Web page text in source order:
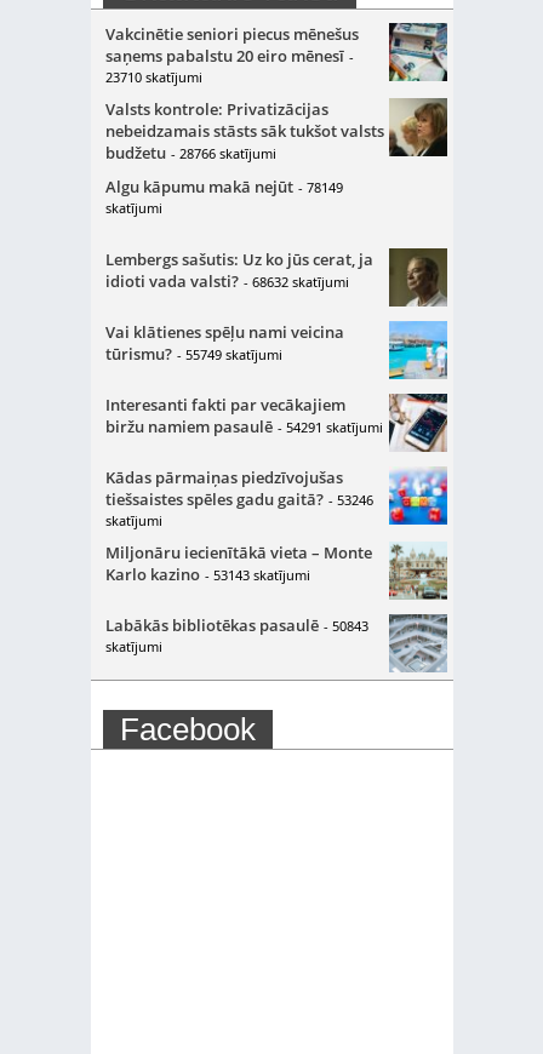
Vakcinētie seniori piecus mēnešus
saņems pabalstu 20 eiro mēnesī -
23710 skatījumi
Valsts kontrole: Privatizācijas
nebeidzamais stāsts sāk tukšot valsts
budžetu - 28766 skatījumi
Algu kāpumu makā nejūt - 78149
skatījumi
Lembergs sašutis: Uz ko jūs cerat, ja
idioti vada valsti? - 68632 skatījumi
Vai klātienes spēļu nami veicina
tūrismu? - 55749 skatījumi
Interesanti fakti par vecākajiem
biržu namiem pasaulē - 54291 skatījumi
Kādas pārmaiņas piedzīvojušas
tiešsaistes spēles gadu gaitā? - 53246
skatījumi
Miljonāru iecienītākā vieta – Monte
Karlo kazino - 53143 skatījumi
Labākās bibliotēkas pasaulē - 50843
skatījumi
Facebook